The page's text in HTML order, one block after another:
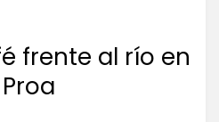
frente al río en